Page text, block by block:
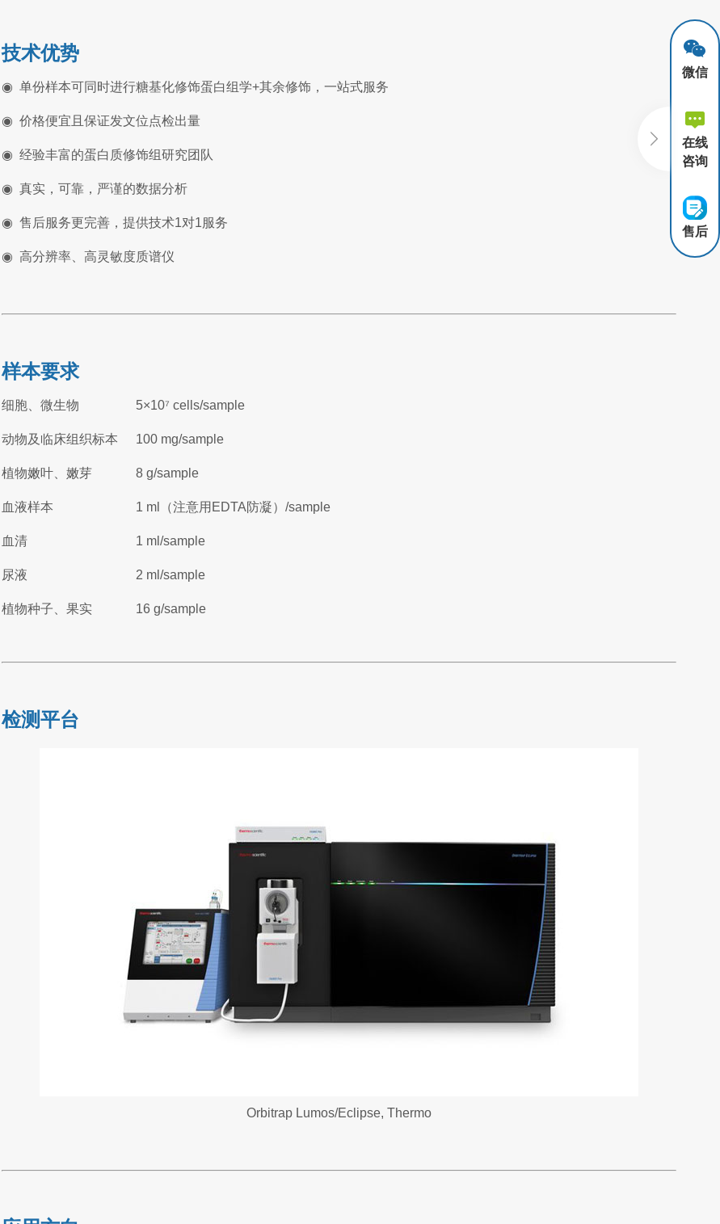
技术优势
◉ 单份样本可同时进行糖基化修饰蛋白组学+其余修饰，一站式服务
◉ 价格便宜且保证发文位点检出量
◉ 经验丰富的蛋白质修饰组研究团队
◉ 真实，可靠，严谨的数据分析
◉ 售后服务更完善，提供技术1对1服务
◉ 高分辨率、高灵敏度质谱仪
样本要求
细胞、微生物 5×10⁷ cells/sample
动物及临床组织标本 100 mg/sample
植物嫩叶、嫩芽 8 g/sample
血液样本 1 ml（注意用EDTA防凝）/sample
血清 1 ml/sample
尿液 2 ml/sample
植物种子、果实 16 g/sample
检测平台
Orbitrap Lumos/Eclipse, Thermo
微信
在线
咨询
售后